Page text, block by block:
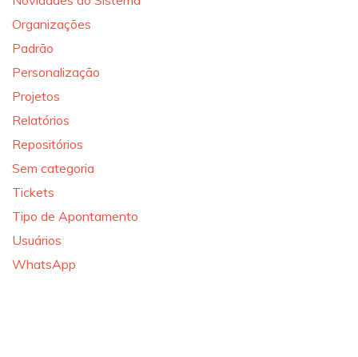
Organizações
Padrão
Personalização
Projetos
Relatórios
Repositórios
Sem categoria
Tickets
Tipo de Apontamento
Usuários
WhatsApp